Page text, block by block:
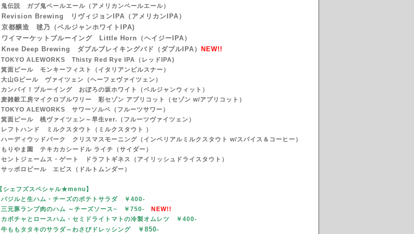
伝説 ガブ鬼ペールエール（アメリカンペールエール）
Revision Brewing リヴィジョンIPA （アメリカンIPA）
都醸造 毬乃（ベルジャンホワイトIPA)
イマーケットブルーイング Little Horn（ヘイジーIPA）
Knee Deep Brewing ダブルブレイキングバド
（ダブルIPA） NEW!!
ALEWORKS Thisty Red Rye IPA（レッドIPA)
面ビール モンキーフィスト（イタリアンピルスナー）
山Gビール ヴァイツェン（ヘーフェヴァイツェン）
ンパイ！ブルーイング おぼろの坂ホワイト（ベルジャンウィット）
雑穀工房マイクロブルワリー 彩セゾン アプリコット（セゾン w/アプリコット）
ALEWORKS サワーソルベ（フルーツサワー）
面ビール 桃ヴァイツェン～早生ver.（フルーツヴァイツェン）
フトハンド ミルクスタウト（ミルクスタウト ）
ーディウッドパーク クリスマスモーニング（インペリアルミルクスタウト w/スパイス＆コーヒー）
りやま園 テキカカシードル ライチ（サイダー）
ントジェームス・ゲート ドラフトギネス（アイリッシュドライスタウト）
ッポロビール エビス（ドルトムンダー）
【シェフズスペシャル★menu 】
ジルと生ハム・チーズのポテトサラダ ￥400-
元豚ランプ肉のハム ～チーズソース~ ￥750-
NEW!!
ボチャとロースハム・セミドライトマトの冷製オムレツ ￥400-
ももタタキのサラダ～わさびドレッシング ￥850-